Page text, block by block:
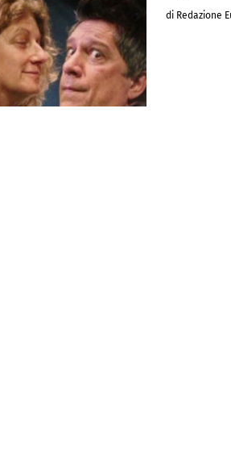
di Redazione